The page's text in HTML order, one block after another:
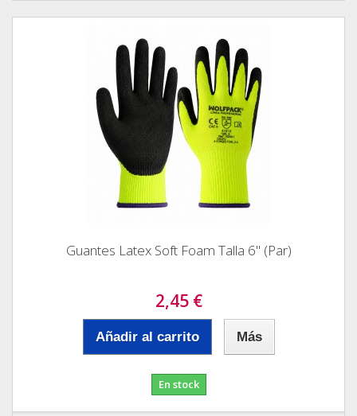
Guantes Latex Soft Foam Talla 6" (Par)
2,45 €
Añadir al carrito Más
En stock